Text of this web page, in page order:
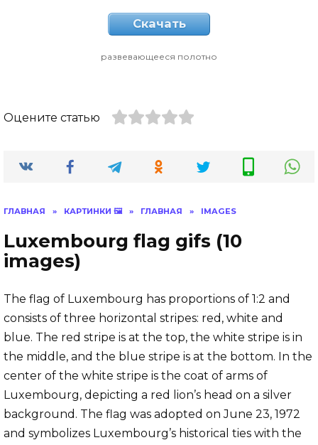
Скачать
развевающееся полотно
Оцените статью
ГЛАВНАЯ » КАРТИНКИ 🖼 » ГЛАВНАЯ » IMAGES
Luxembourg flag gifs (10
images)
The flag of Luxembourg has proportions of 1:2 and
consists of three horizontal stripes: red, white and
blue. The red stripe is at the top, the white stripe is in
the middle, and the blue stripe is at the bottom. In the
center of the white stripe is the coat of arms of
Luxembourg, depicting a red lion’s head on a silver
background. The flag was adopted on June 23, 1972
and symbolizes Luxembourg’s historical ties with the